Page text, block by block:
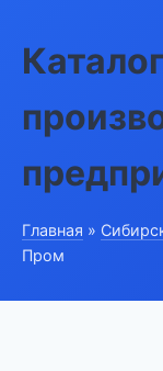
Каталог
Главная »
Пром